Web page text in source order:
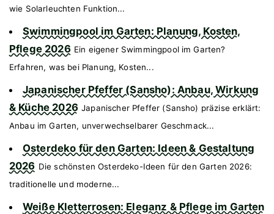
wie Solarleuchten Funktion...
Swimmingpool im Garten: Planung, Kosten,
Pflege 2026 Ein eigener Swimmingpool im Garten?
Erfahren, was bei Planung, Kosten...
Japanischer Pfeffer (Sansho): Anbau, Wirkung
& Küche 2026 Japanischer Pfeffer (Sansho) präzise erklärt:
Anbau im Garten, unverwechselbarer Geschmack...
Osterdeko für den Garten: Ideen & Gestaltung
2026 Die schönsten Osterdeko-Ideen für den Garten 2026:
traditionelle und moderne...
Weiße Kletterrosen: Eleganz & Pflege im Garten